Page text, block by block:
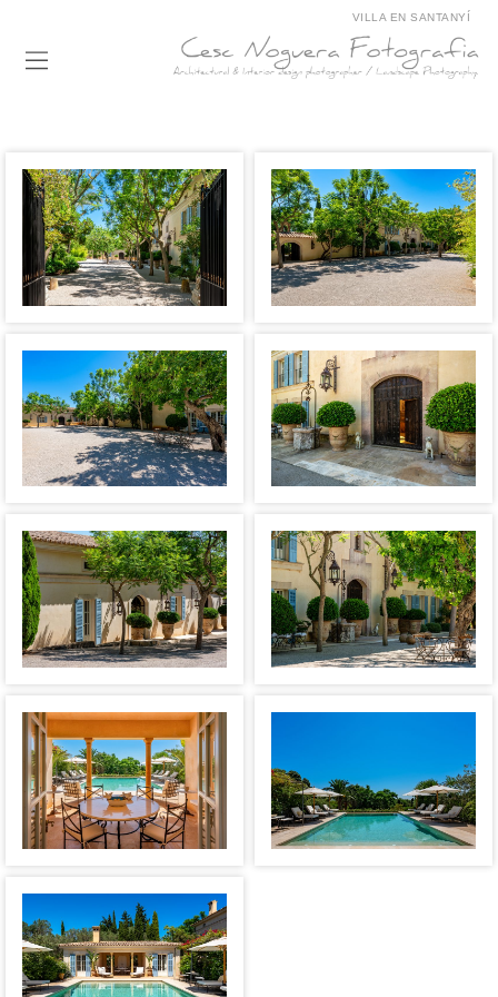
VILLA EN SANTANYÍ